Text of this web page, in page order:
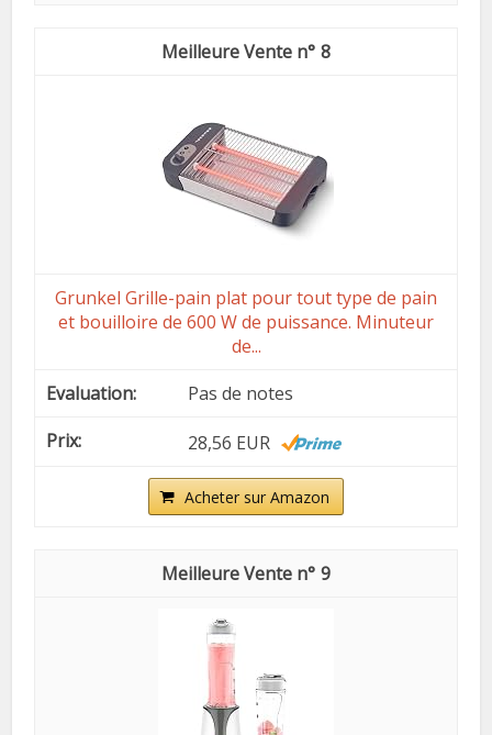
8
Grunkel Grille-pain plat pour tout type de pain
et bouilloire de 600 W de puissance. Minuteur
de...
Pas de notes
28,56 EUR
Acheter sur Amazon
9